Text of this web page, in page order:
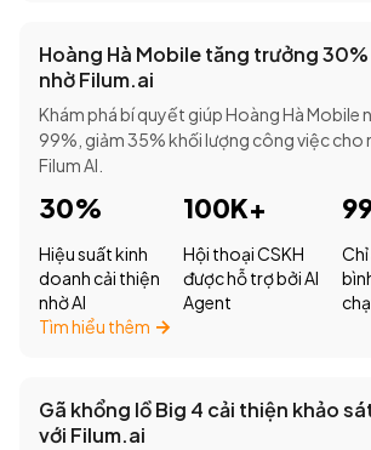
Hoàng Hà Mobile tăng trưởng
nhờ Filum.ai
Khám phá bí quyết giúp Hoàng Hà Mobile
99%, giảm 35% khối lượng công việc cho
Filum AI.
30%
Hiệu suất kinh
doanh cải thiện
nhờ AI
100K+
Hội thoại CSKH
được hỗ trợ bởi AI
Agent
Tìm hiểu thêm
Gã khổng lồ Big 4 cải thiện khảo
với Filum.ai